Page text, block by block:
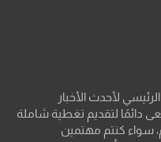
لأحدث الأخبار
دائمًا لتقديم تغطية شاملة
سواء كنتم مهتمين